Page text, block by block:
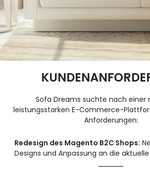
Sofa Dreams suchte nach einer
leistungsstarken E-Commerce-
Anforderungen:
Redesign des Magento B2C Shops:
Designs und Anpassung an die